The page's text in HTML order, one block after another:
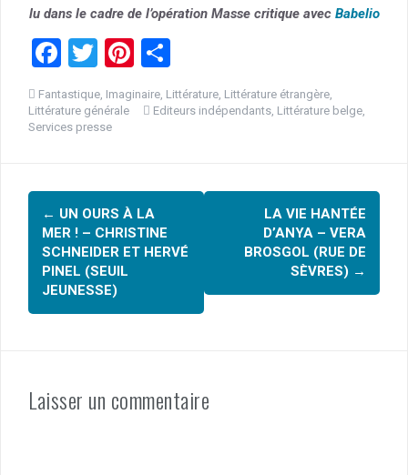
lu dans le cadre de l’opération Masse critique avec Babelio
F
a
ce
b
o
k
T
wi
tt
er
Pi
nt
er
ar
ta
Fantastique, Imaginaire, Littérature, Littérature étrangère,
Littérature générale
Editeurs indépendants, Littérature belge,
Services presse
Navigation
d'article
← UN OURS À LA
MER ! – CHRISTINE
SCHNEIDER ET HERVÉ
PINEL (SEUIL
JEUNESSE)
LA VIE HANTÉE
D’ANYA – VERA
BROSGOL (RUE DE
SÈVRES) →
Laisser un commentaire